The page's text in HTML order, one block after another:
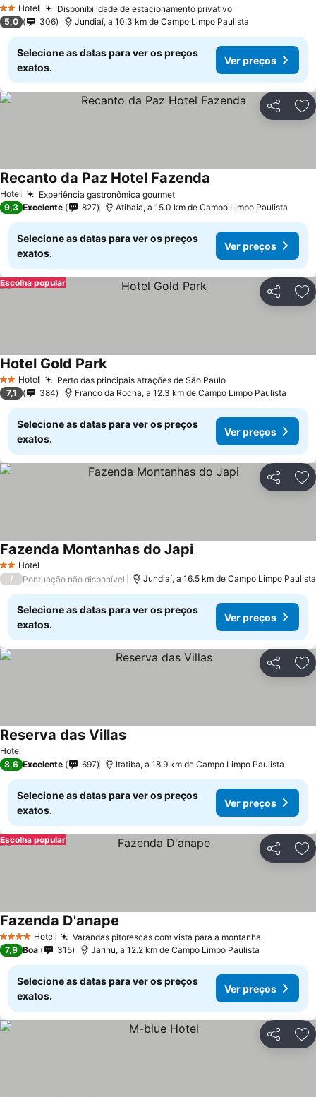
2 Estrelas
Hotel Disponibilidade de estacionamento privativo
5,0 306 Jundiaí, a 10.3 km de Campo Limpo Paulista
Selecione as datas para ver os preços
exatos.
Ver preços
Partilhar
Hotel Experiência gastronômica gourmet
Recanto da Paz Hotel Fazenda
9,3 Excelente 827 Atibaia, a 15.0 km de Campo Limpo Paulista
Selecione as datas para ver os preços
exatos.
Ver preços
Partilhar
Escolha popular
2 Estrelas
Hotel Perto das principais atrações de São Paulo
Hotel Gold Park
7,1 384 Franco da Rocha, a 12.3 km de Campo Limpo Paulista
Selecione as datas para ver os preços
exatos.
Ver preços
Partilhar
2 Estrelas
Hotel
Fazenda Montanhas do Japi
/ Pontuação não disponível Jundiaí, a 16.5 km de Campo Limpo Paulista
Selecione as datas para ver os preços
exatos.
Ver preços
Partilhar
Hotel
Reserva das Villas
8,6 Excelente 697 Itatiba, a 18.9 km de Campo Limpo Paulista
Selecione as datas para ver os preços
exatos.
Ver preços
Partilhar
Escolha popular
4 EstrelasHotel Varandas pitorescas com vista para a montanha
Fazenda D'anape
7,9 Boa 315 Jarinu, a 12.2 km de Campo Limpo Paulista
Selecione as datas para ver os preços
exatos.
Ver preços
Partilhar